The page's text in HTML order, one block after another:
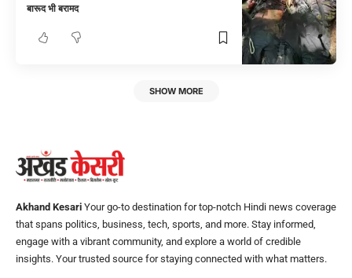
बारूद भी बरामद
SHOW MORE
Akhand Kesari Your go-to destination for top-notch Hindi news coverage
that spans politics, business, tech, sports, and more. Stay informed,
engage with a vibrant community, and explore a world of credible
insights. Your trusted source for staying connected with what matters.